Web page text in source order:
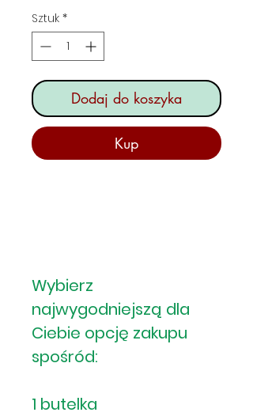
Sztuk *
Dodaj do koszyka
Kup
Wybierz
najwygodniejszą dla
Ciebie opcję zakupu
spośród:
1 butelka